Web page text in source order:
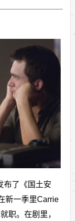
布了《国土安
新一季里Carrie
职。在剧里，